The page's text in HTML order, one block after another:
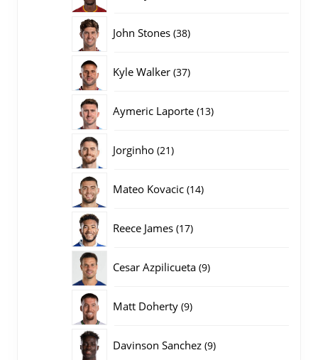
John Stones 3838
Kyle Walker 3737
Aymeric Laporte 1313
Jorginho 2121
Mateo Kovacic 1414
Reece James 1717
Cesar Azpilicueta 99
Matt Doherty 99
Davinson Sanchez 99